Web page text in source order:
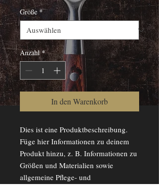
Größe *
Anzahl *
In den Warenkorb
Dies ist eine Produktbeschreibung.
Füge hier Informationen zu deinem
Produkt hinzu, z. B. Informationen zu
Größen und Materialien sowie
allgemeine Pflege- und